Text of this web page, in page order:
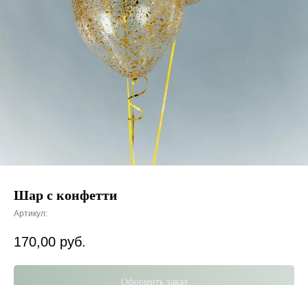
Шар с конфетти
Артикул:
170,00 руб.
Оформить заказ